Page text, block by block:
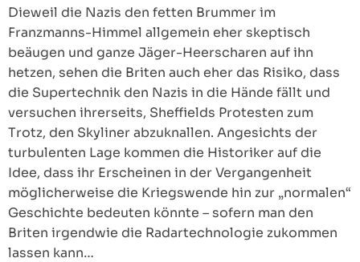
Dieweil die Nazis den fetten Brummer im
Franzmanns-Himmel allgemein eher skeptisch
beäugen und ganze Jäger-Heerscharen auf ihn
hetzen, sehen die Briten auch eher das Risiko, dass
die Supertechnik den Nazis in die Hände fällt und
versuchen ihrerseits, Sheffields Protesten zum
Trotz, den Skyliner abzuknallen. Angesichts der
turbulenten Lage kommen die Historiker auf die
Idee, dass ihr Erscheinen in der Vergangenheit
möglicherweise die Kriegswende hin zur „normalen“
Geschichte bedeuten könnte – sofern man den
Briten irgendwie die Radartechnologie zukommen
lassen kann…